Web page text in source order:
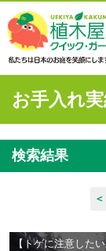
お手入れ
検索結果
【トゲに注意したい